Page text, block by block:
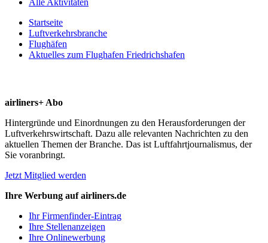
Startseite
Luftverkehrsbranche
Flughäfen
Aktuelles zum Flughafen Friedrichshafen
airliners+ Abo
Hintergründe und Einordnungen zu den Herausforderungen der
Luftverkehrswirtschaft. Dazu alle relevanten Nachrichten zu den
aktuellen Themen der Branche. Das ist Luftfahrtjournalismus, der
Sie voranbringt.
Jetzt Mitglied werden
Ihre Werbung auf airliners.de
Ihr Firmenfinder-Eintrag
Ihre Stellenanzeigen
Ihre Onlinewerbung